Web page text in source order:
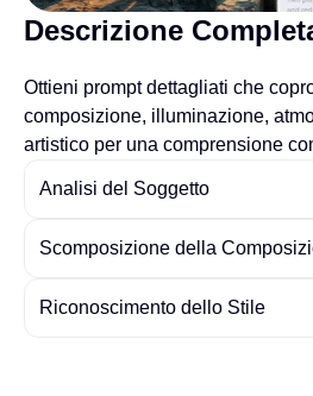
Descrizione
Ottieni prompt dettagliati che
composizione, illuminazione,
artistico per una comprensione
Analisi del Soggetto
Scomposizione della
Riconoscimento dello Stile